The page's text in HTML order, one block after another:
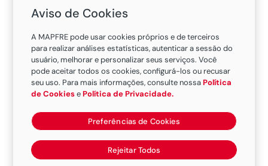
Nossas Sucursais e Escritórios
MAPFRE em Uberlândia
Existem 1 oficinas nesta cidade.
Sucursal Triangulo Mineiro
Aviso de Cookies
A MAPFRE pode usar cookies próprios e de terceiros
para realizar análises estatísticas, autenticar a sessão do
usuário, melhorar e personalizar seus serviços. Você
pode aceitar todos os cookies, configurá-los ou recusar
seu uso. Para mais informações, consulte nossaPolítica
de CookiesePolítica de Privacidade.
Preferências de Cookies
Rejeitar Todos